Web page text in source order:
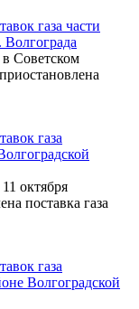
газа части
Волгограда
в Советском
газа
октября
поставка газа
газа
Волгоградской